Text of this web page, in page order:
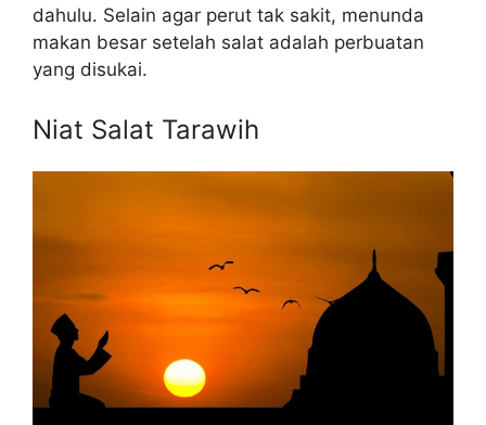
dahulu. Selain agar perut tak sakit, menunda
makan besar setelah salat adalah perbuatan
yang disukai.
Niat Salat Tarawih